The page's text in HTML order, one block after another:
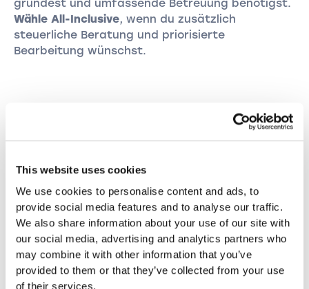
This website uses cookies
We use cookies to personalise content and ads, to
provide social media features and to analyse our traffic.
We also share information about your use of our site with
our social media, advertising and analytics partners who
may combine it with other information that you’ve
provided to them or that they’ve collected from your use
of their services.
gründest und umfassende Betreuung benötigst.
Wähle All-Inclusive, wenn du zusätzlich
steuerliche Beratung und priorisierte
Bearbeitung wünschst.
Benötigen Sie Hilfe?
Firmengründer:innen sicherstellen möchten,
dass sie bei der Firmengründung nichts
übersehen. Zögern Sie daher nicht, uns zu
kontaktieren, bevor Sie Ihre Firma gründen.
Termin buchen